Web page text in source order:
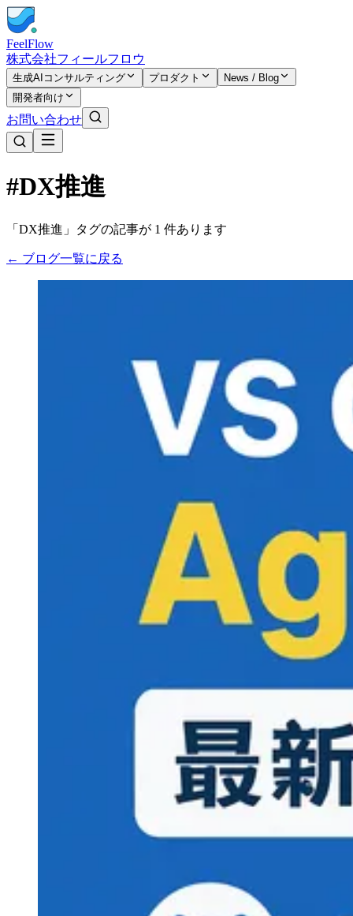
FeelFlow
株式会社フィールフロウ
生成AIコンサルティング プロダクト
News / Blog
開発者向け
お問い合わせ
#DX推進
「DX推進」タグの記事が 1 件あります
← ブログ一覧に戻る